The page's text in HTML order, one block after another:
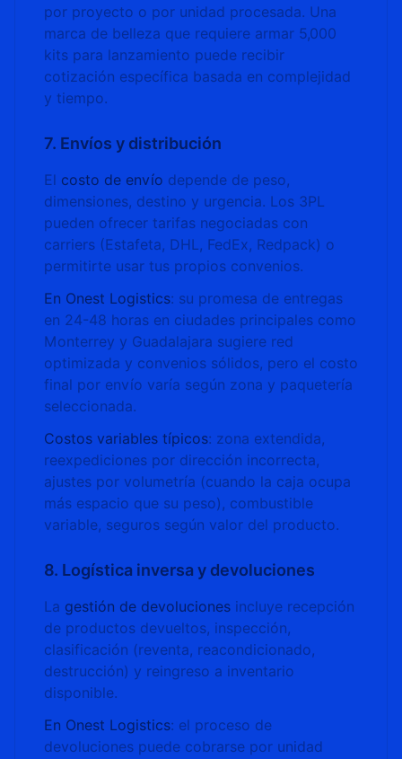
por proyecto o por unidad procesada. Una
marca de belleza que requiere armar 5,000
kits para lanzamiento puede recibir
cotización específica basada en complejidad
y tiempo.
7. Envíos y distribución
El costo de envío depende de peso,
dimensiones, destino y urgencia. Los 3PL
pueden ofrecer tarifas negociadas con
carriers (Estafeta, DHL, FedEx, Redpack) o
permitirte usar tus propios convenios.
En Onest Logistics: su promesa de entregas
en 24-48 horas en ciudades principales como
Monterrey y Guadalajara sugiere red
optimizada y convenios sólidos, pero el costo
final por envío varía según zona y paquetería
seleccionada.
Costos variables típicos: zona extendida,
reexpediciones por dirección incorrecta,
ajustes por volumetría (cuando la caja ocupa
más espacio que su peso), combustible
variable, seguros según valor del producto.
8. Logística inversa y devoluciones
La gestión de devoluciones incluye recepción
de productos devueltos, inspección,
clasificación (reventa, reacondicionado,
destrucción) y reingreso a inventario
disponible.
En Onest Logistics: el proceso de
devoluciones puede cobrarse por unidad